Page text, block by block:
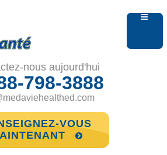
nous aujourd'hui
798-3888
VOUS